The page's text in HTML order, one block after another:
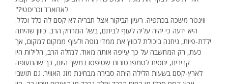
לאדוארד וכריסטי?"
ווינטר משכה בכתפיה. רעיון הביקור אצל חבריה לא קסם לה כלל וכלל.
היא ידעה כי יהיה עליה לעוף לביתם, בשל המרחק הרב. כיוון שהיתה
ילדת-פיות, ניחנה ביכולת לכווץ את ממדי גופה ולעוף ממקום למקום, אך
כעת, רק המחשבה על כך עִייפה אותה מאוד. למזלה הרב, הלילות היו
קרירים, יחסית לטמפרטורות שטיפסו במשך היום, כך שהתעופה
לארץ-קסם בשעות הלילה היתה סבירה מבחינת מזג האוויר. גם תושבי